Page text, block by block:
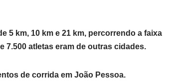
5 km, 10 km e 21 km, percorrendo a faixa
7.500 atletas eram de outras cidades.
de corrida em João Pessoa.